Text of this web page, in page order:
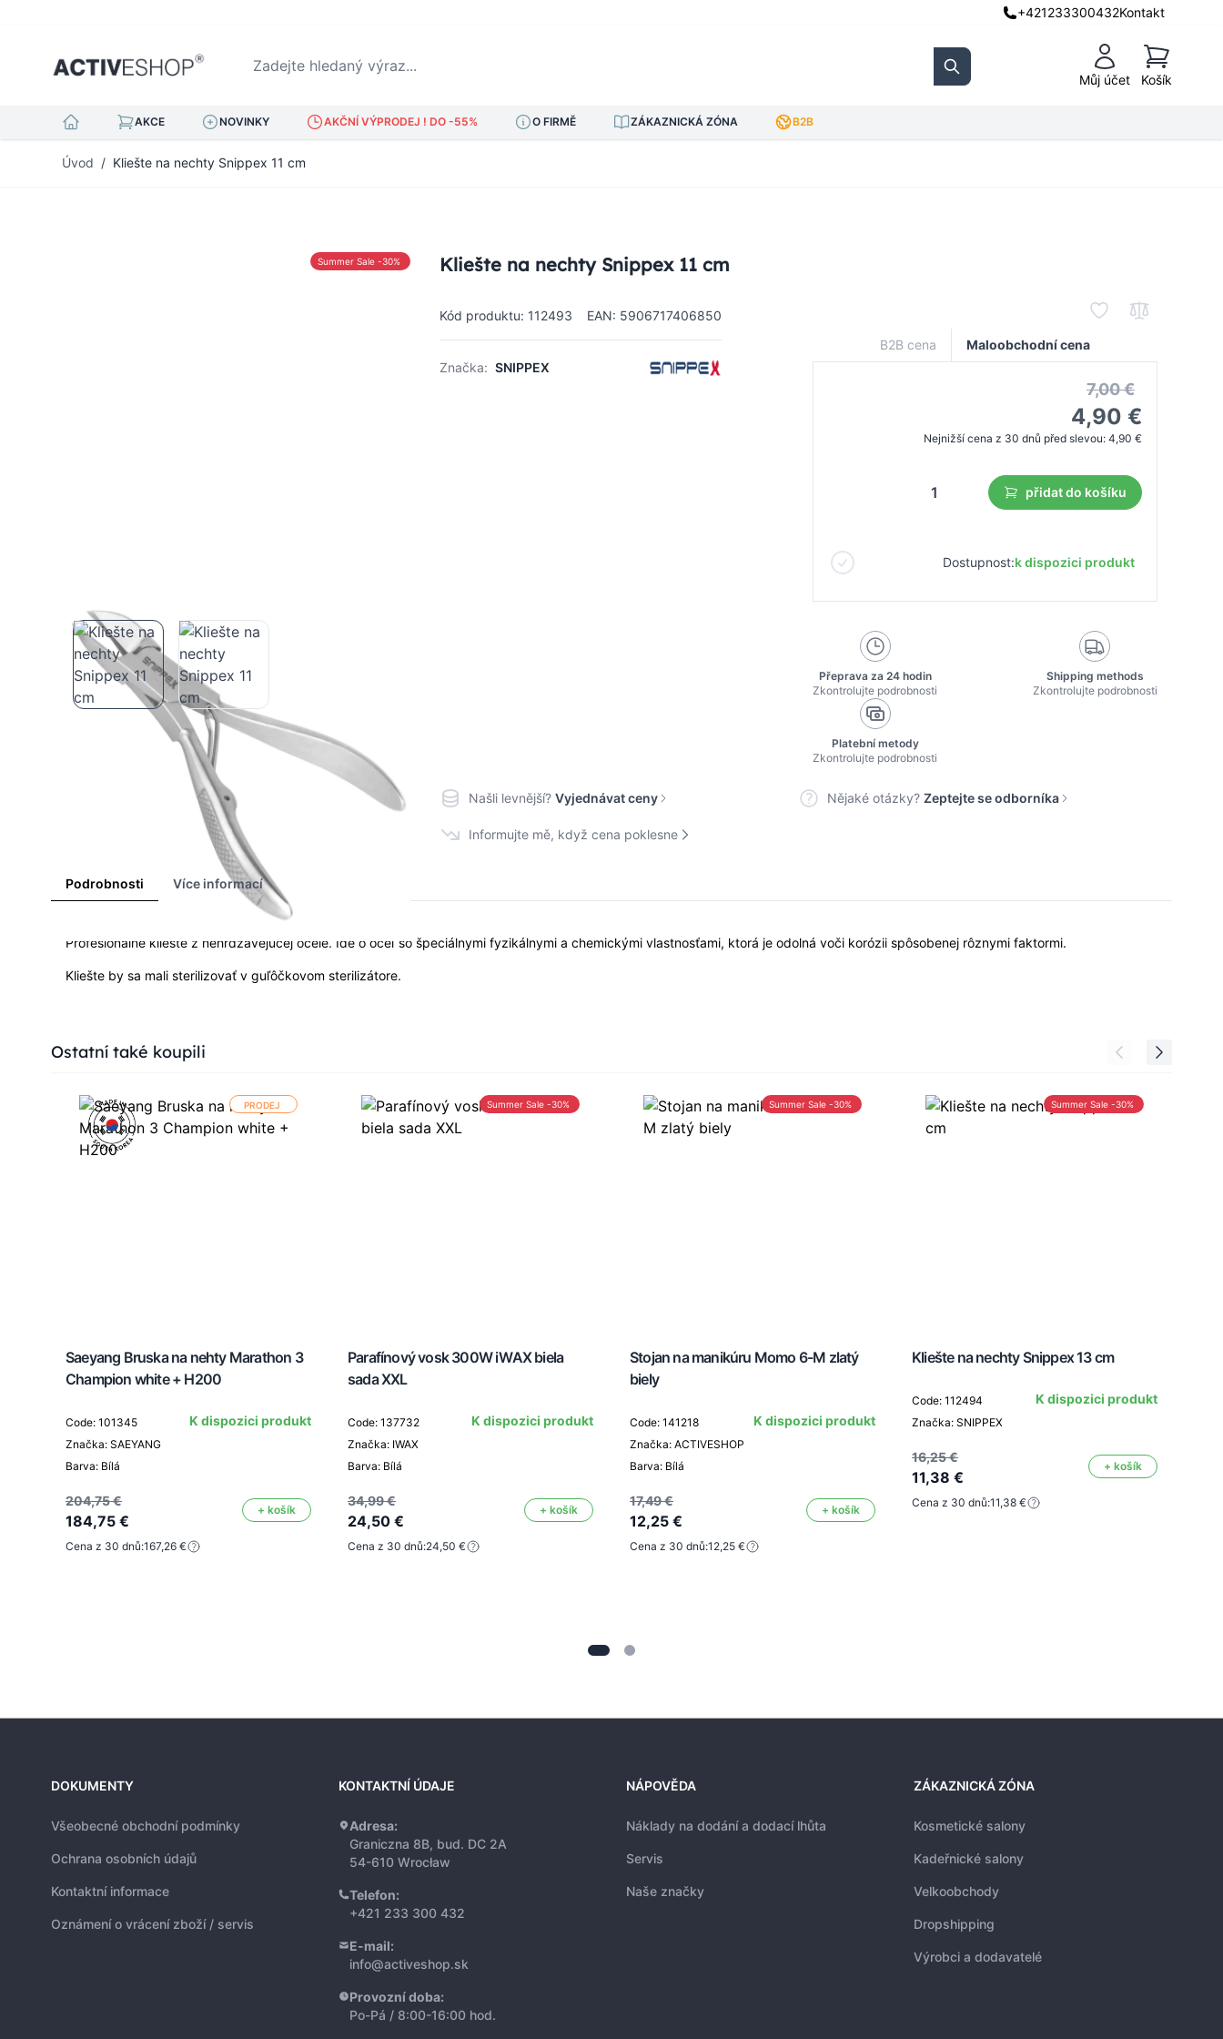
+421233300432Kontakt
Zadejte hledaný výraz...
Search Můj účet
Košík
Košík
AKCE NOVINKY AKČNÍ VÝPRODEJ ! DO -55% O FIRMĚ ZÁKAZNICKÁ ZÓNA B2B
Úvod / Kliešte na nechty Snippex 11 cm
Summer Sale -30% Kliešte na nechty Snippex 11 cm
Kód produktu: 112493 EAN: 5906717406850
Značka: SNIPPEX
B2B cena Maloobchodní cena
7,00 €
4,90 €
Nejnižší cena z 30 dnů před slevou: 4,90 €
přidat do košíku
Dostupnost:k dispozici produkt
Přeprava za 24 hodin
Zkontrolujte podrobnosti
Shipping methods
Zkontrolujte podrobnosti
Platební metody
Zkontrolujte podrobnosti
Našli levnější? Vyjednávat ceny Nějaké otázky? Zeptejte se odborníka
Informujte mě, když cena poklesne
Podrobnosti Více informací
Profesionálne kliešte z nehrdzavejúcej ocele. Ide o oceľ so špeciálnymi fyzikálnymi a chemickými vlastnosťami, ktorá je odolná voči korózii spôsobenej rôznymi faktormi.
Kliešte by sa mali sterilizovať v guľôčkovom sterilizátore.
Press to skip carousel
Ostatní také koupili
PRODEJ
Saeyang Bruska na nehty Marathon 3
Champion white + H200
Code: 101345
Značka: SAEYANG
Barva: Bílá
K dispozici produkt
204,75 €
184,75 €
+ košík
Cena z 30 dnů:167,26 €
Summer Sale -30%
Parafínový vosk 300W iWAX biela
sada XXL
Code: 137732
Značka: IWAX
Barva: Bílá
K dispozici produkt
34,99 €
24,50 €
+ košík
Cena z 30 dnů:24,50 €
Summer Sale -30%
Stojan na manikúru Momo 6-M zlatý
biely
Code: 141218
Značka: ACTIVESHOP
Barva: Bílá
K dispozici produkt
17,49 €
12,25 €
+ košík
Cena z 30 dnů:12,25 €
Summer Sale -30%
Kliešte na nechty Snippex 13 cm
Code: 112494
Značka: SNIPPEX
K dispozici produkt
16,25 €
11,38 €
+ košík
Cena z 30 dnů:11,38 €
DOKUMENTY
Všeobecné obchodní podmínky
Ochrana osobních údajů
Kontaktní informace
Oznámení o vrácení zboží / servis
KONTAKTNÍ ÚDAJE
Adresa:
Graniczna 8B, bud. DC 2A
54-610 Wrocław
Telefon:
+421 233 300 432
E-mail:
info@activeshop.sk
Provozní doba:
Po-Pá / 8:00-16:00 hod.
NÁPOVĚDA
Náklady na dodání a dodací lhůta
Servis
Naše značky
ZÁKAZNICKÁ ZÓNA
Kosmetické salony
Kadeřnické salony
Velkoobchody
Dropshipping
Výrobci a dodavatelé